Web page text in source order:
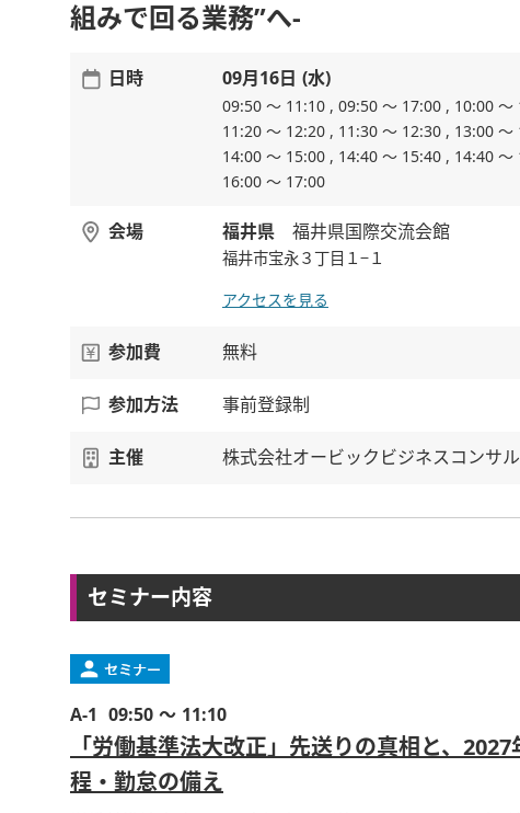
組みで回る業務”へ-
日時 09月16日 (水)
09:50 ～ 11:10 , 09:50 ～ 17:00 , 10:00
11:20 ～ 12:20 , 11:30 ～ 12:30 , 13:00
14:00 ～ 15:00 , 14:40 ～ 15:40 , 14:40
16:00 ～ 17:00
会場 福井県 福井県国際交流会館
福井市宝永３丁目１−１
アクセスを見る
参加費 無料
参加方法 事前登録制
主催 株式会社オービックビジネスコンサ
セミナー内容
A-1 09:50 ～ 11:10
「労働基準法大改正」先送りの真相と、
程・勤怠の備え